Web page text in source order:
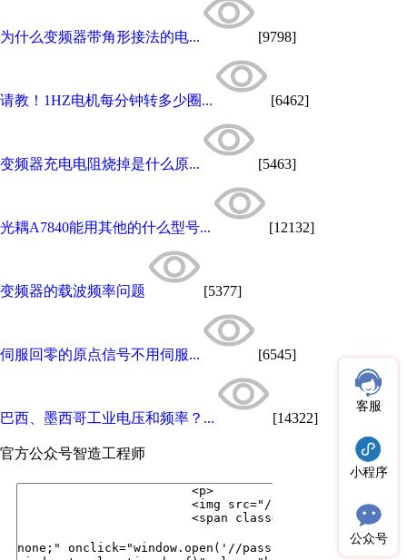
为什么变频器带角形接法的电... [9798]
请教！1HZ电机每分钟转多少圈... [6462]
变频器充电电阻烧掉是什么原... [5463]
光耦A7840能用其他的什么型号... [12132]
变频器的载波频率问题 [5377]
伺服回零的原点信号不用伺服... [6545]
巴西、墨西哥工业电压和频率？... [14322]
官方公众号智造工程师
客服
小程序
公众号